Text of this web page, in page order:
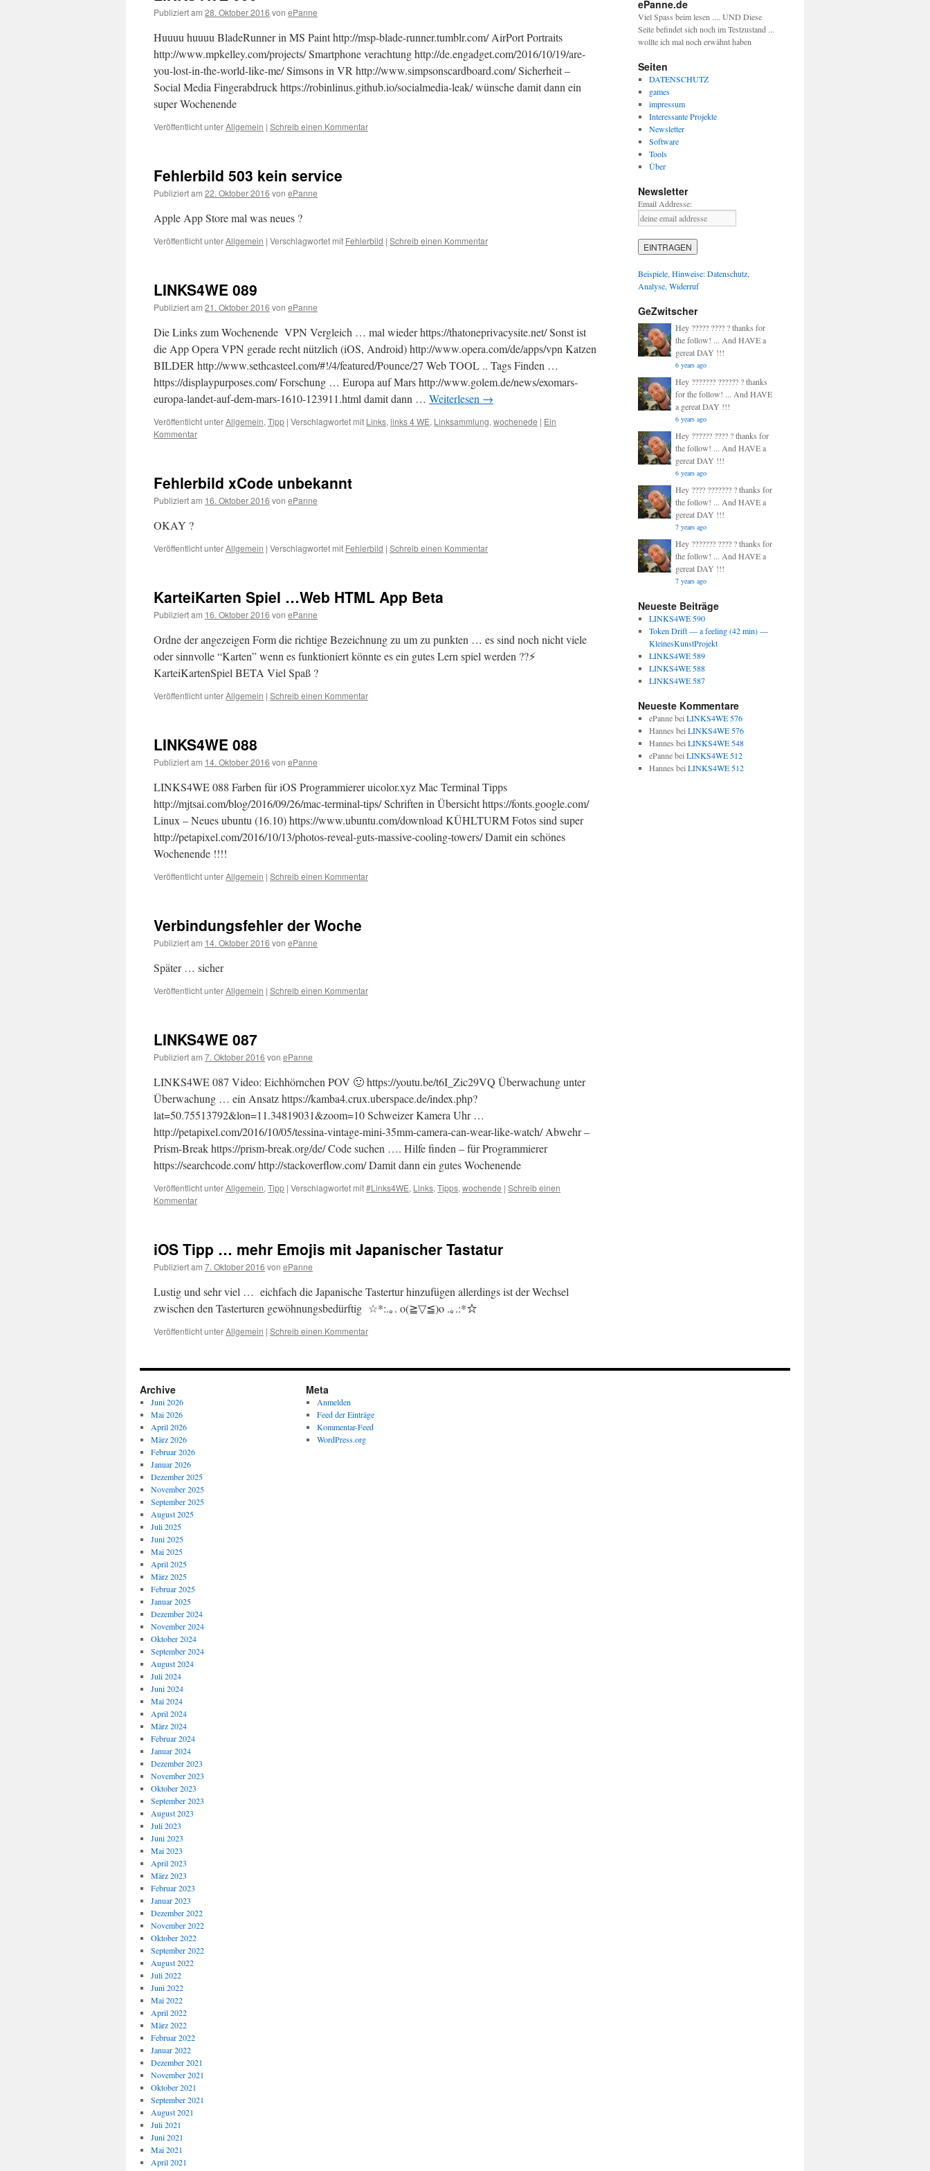
Publiziert am 28. Oktober 2016 von ePanne
Huuuu huuuu BladeRunner in MS Paint http://msp-blade-runner.tumblr.com/ AirPort Portraits
http://www.mpkelley.com/projects/ Smartphone verachtung http://de.engadget.com/2016/10/19/are-
you-lost-in-the-world-like-me/ Simsons in VR http://www.simpsonscardboard.com/ Sicherheit –
Social Media Fingerabdruck https://robinlinus.github.io/socialmedia-leak/ wünsche damit dann ein
super Wochenende
Veröffentlicht unterAllgemein | Schreib einen Kommentar
Fehlerbild 503 kein service
Publiziert am 22. Oktober 2016 von ePanne
Apple App Store mal was neues ?
Veröffentlicht unterAllgemein | Verschlagwortet mit Fehlerbild | Schreib einen Kommentar
LINKS4WE 089
Publiziert am 21. Oktober 2016 von ePanne
Die Links zum Wochenende VPN Vergleich … mal wieder https://thatoneprivacysite.net/ Sonst ist
die App Opera VPN gerade recht nützlich (iOS, Android) http://www.opera.com/de/apps/vpn Katzen
BILDER http://www.sethcasteel.com/#!/4/featured/Pounce/27 Web TOOL .. Tags Finden …
https://displaypurposes.com/ Forschung … Europa auf Mars http://www.golem.de/news/exomars-
europa-landet-auf-dem-mars-1610-123911.html damit dann … Weiterlesen →
Veröffentlicht unterAllgemein, Tipp | Verschlagwortet mit Links, links 4 WE, Linksammlung, wochenede | Ein
Kommentar
Fehlerbild xCode unbekannt
Publiziert am 16. Oktober 2016 von ePanne
OKAY ?
Veröffentlicht unterAllgemein | Verschlagwortet mit Fehlerbild | Schreib einen Kommentar
KarteiKarten Spiel …Web HTML App Beta
Publiziert am 16. Oktober 2016 von ePanne
Ordne der angezeigen Form die richtige Bezeichnung zu um zu punkten … es sind noch nicht viele
oder sinnvolle “Karten” wenn es funktioniert könnte es ein gutes Lern spiel werden ??⚡️
KarteiKartenSpiel BETA Viel Spaß ?
Veröffentlicht unterAllgemein | Schreib einen Kommentar
LINKS4WE 088
Publiziert am 14. Oktober 2016 von ePanne
LINKS4WE 088 Farben für iOS Programmierer uicolor.xyz Mac Terminal Tipps
http://mjtsai.com/blog/2016/09/26/mac-terminal-tips/ Schriften in Übersicht https://fonts.google.com/
Linux – Neues ubuntu (16.10) https://www.ubuntu.com/download KÜHLTURM Fotos sind super
http://petapixel.com/2016/10/13/photos-reveal-guts-massive-cooling-towers/ Damit ein schönes
Wochenende !!!!
Veröffentlicht unterAllgemein | Schreib einen Kommentar
Verbindungsfehler der Woche
Publiziert am 14. Oktober 2016 von ePanne
Später … sicher
Veröffentlicht unterAllgemein | Schreib einen Kommentar
LINKS4WE 087
Publiziert am 7. Oktober 2016 von ePanne
LINKS4WE 087 Video: Eichhörnchen POV 🙂 https://youtu.be/t6I_Zic29VQ Überwachung unter
Überwachung … ein Ansatz https://kamba4.crux.uberspace.de/index.php?
lat=50.75513792&lon=11.34819031&zoom=10 Schweizer Kamera Uhr …
http://petapixel.com/2016/10/05/tessina-vintage-mini-35mm-camera-can-wear-like-watch/ Abwehr –
Prism-Break https://prism-break.org/de/ Code suchen …. Hilfe finden – für Programmierer
https://searchcode.com/ http://stackoverflow.com/ Damit dann ein gutes Wochenende
Veröffentlicht unterAllgemein, Tipp | Verschlagwortet mit#Links4WE, Links, Tipps, wochende | Schreib einen
Kommentar
iOS Tipp … mehr Emojis mit Japanischer Tastatur
Publiziert am 7. Oktober 2016 von ePanne
Lustig und sehr viel … eichfach die Japanische Tastertur hinzufügen allerdings ist der Wechsel
zwischen den Tasterturen gewöhnungsbedürftig ☆*:.｡. o(≧▽≦)o .｡.:*☆
Veröffentlicht unterAllgemein | Schreib einen Kommentar
ePanne.de
Viel Spass beim lesen .... UND Diese
Seite befindet sich noch im Testzustand ...
wollte ich mal noch erwähnt haben
Seiten
DATENSCHUTZ
games
impressum
Interessante Projekte
Newsletter
Software
Tools
Über
Newsletter
Email Addresse:
Beispiele, Hinweise: Datenschutz,
Analyse, Widerruf
GeZwitscher
Hey ????? ???? ? thanks for
the follow! ... And HAVE a
gereat DAY !!!
6 years ago
Hey ??????? ?????? ? thanks
for the follow! ... And HAVE
a gereat DAY !!!
6 years ago
Hey ?????? ???? ? thanks for
the follow! ... And HAVE a
gereat DAY !!!
6 years ago
Hey ???? ??????? ? thanks for
the follow! ... And HAVE a
gereat DAY !!!
7 years ago
Hey ??????? ???? ? thanks for
the follow! ... And HAVE a
gereat DAY !!!
7 years ago
Neueste Beiträge
LINKS4WE 590
Token Drift — a feeling (42 min) —
KleinesKunstProjekt
LINKS4WE 589
LINKS4WE 588
LINKS4WE 587
Neueste Kommentare
ePannebei LINKS4WE 576
Hannes bei LINKS4WE 576
Hannes bei LINKS4WE 548
ePannebei LINKS4WE 512
Hannes bei LINKS4WE 512
Archive
Juni 2026
Mai 2026
April 2026
März 2026
Februar 2026
Januar 2026
Dezember 2025
November 2025
September 2025
August 2025
Juli 2025
Juni 2025
Mai 2025
April 2025
März 2025
Februar 2025
Januar 2025
Dezember 2024
November 2024
Oktober 2024
September 2024
August 2024
Juli 2024
Juni 2024
Mai 2024
April 2024
März 2024
Februar 2024
Januar 2024
Dezember 2023
November 2023
Oktober 2023
September 2023
August 2023
Juli 2023
Juni 2023
Mai 2023
April 2023
März 2023
Februar 2023
Januar 2023
Dezember 2022
November 2022
Oktober 2022
September 2022
August 2022
Juli 2022
Juni 2022
Mai 2022
April 2022
März 2022
Februar 2022
Januar 2022
Dezember 2021
November 2021
Oktober 2021
September 2021
August 2021
Juli 2021
Juni 2021
Mai 2021
April 2021
Meta
Anmelden
Feed der Einträge
Kommentar-Feed
WordPress.org